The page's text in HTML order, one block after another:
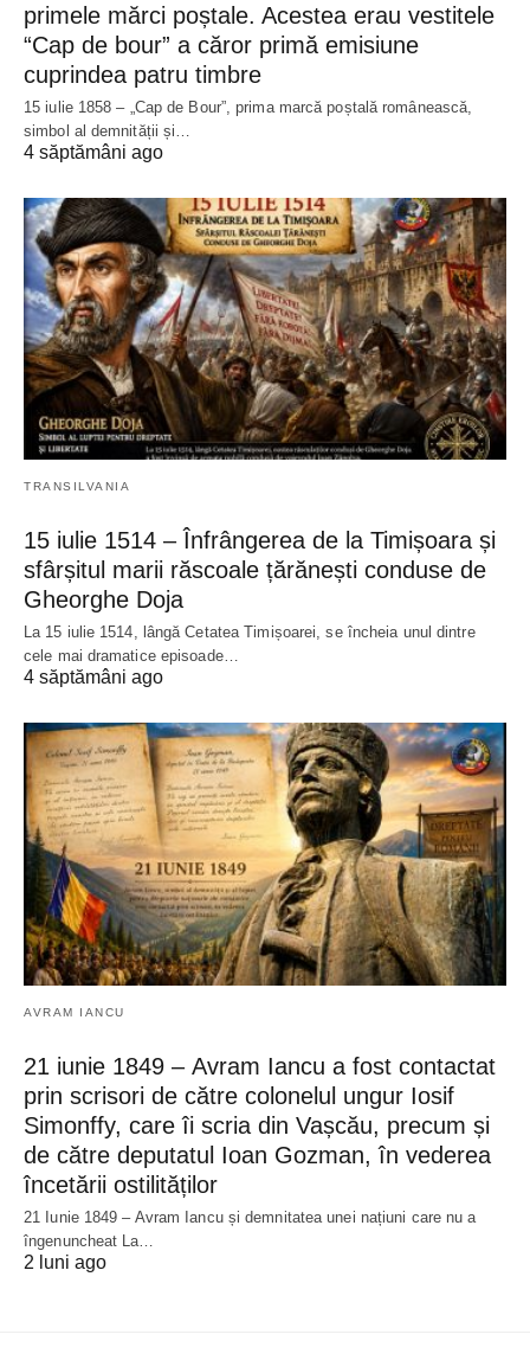
primele mărci poștale. Acestea erau vestitele
“Cap de bour” a căror primă emisiune
cuprindea patru timbre
15 iulie 1858 – „Cap de Bour”, prima marcă poștală românească,
simbol al demnității și…
4 săptămâni ago
TRANSILVANIA
15 iulie 1514 – Înfrângerea de la Timișoara și
sfârșitul marii răscoale țărănești conduse de
Gheorghe Doja
La 15 iulie 1514, lângă Cetatea Timișoarei, se încheia unul dintre
cele mai dramatice episoade…
4 săptămâni ago
AVRAM IANCU
21 iunie 1849 – Avram Iancu a fost contactat
prin scrisori de către colonelul ungur Iosif
Simonffy, care îi scria din Vașcău, precum și
de către deputatul Ioan Gozman, în vederea
încetării ostilităților
21 Iunie 1849 – Avram Iancu și demnitatea unei națiuni care nu a
îngenuncheat La…
2 luni ago